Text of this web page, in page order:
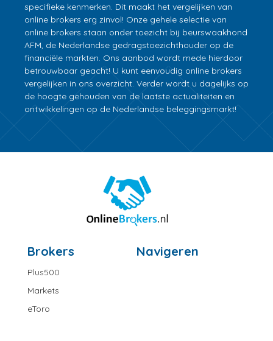
specifieke kenmerken. Dit maakt het vergelijken van
online brokers erg zinvol! Onze gehele selectie van
online brokers staan onder toezicht bij beurswaakhond
AFM, de Nederlandse gedragstoezichthouder op de
financiële markten. Ons aanbod wordt mede hierdoor
betrouwbaar geacht! U kunt eenvoudig online brokers
vergelijken in ons overzicht. Verder wordt u dagelijks op
de hoogte gehouden van de laatste actualiteiten en
ontwikkelingen op de Nederlandse beleggingsmarkt!
Brokers
Plus500
Markets
eToro
Navigeren